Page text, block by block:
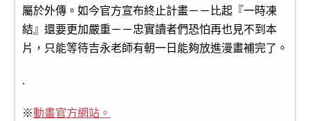
屬於外傳。如今官方宣布終止計畫－－比起『一時凍
結』還要更加嚴重－－忠實讀者們恐怕再也見不到本
片，只能等待吉永老師有朝一日能夠放進漫畫補完了。
.
※動畫官方網站。